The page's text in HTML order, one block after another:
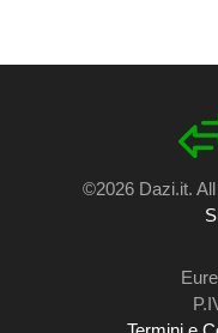
©2026 Dazi.it.